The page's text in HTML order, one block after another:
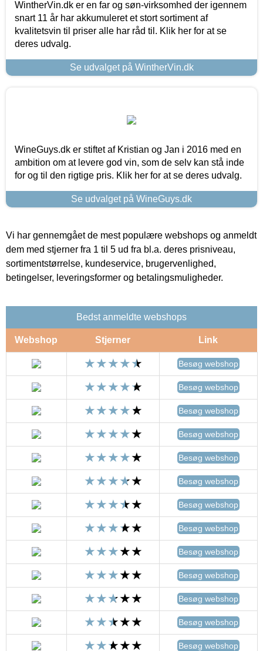
WintherVin.dk er en far og søn-virksomhed der igennem
snart 11 år har akkumuleret et stort sortiment af
kvalitetsvin til priser alle har råd til. Klik her for at se
deres udvalg.
Se udvalget på WintherVin.dk
WineGuys.dk er stiftet af Kristian og Jan i 2016 med en
ambition om at levere god vin, som de selv kan stå inde
for og til den rigtige pris. Klik her for at se deres udvalg.
Se udvalget på WineGuys.dk
Vi har gennemgået de mest populære webshops og anmeldt
dem med stjerner fra 1 til 5 ud fra bl.a. deres prisniveau,
sortimentstørrelse, kundeservice, brugervenlighed,
betingelser, leveringsformer og betalingsmuligheder.
Bedst anmeldte webshops
Webshop Stjerner Link
Besøg webshop
Besøg webshop
Besøg webshop
Besøg webshop
Besøg webshop
Besøg webshop
Besøg webshop
Besøg webshop
Besøg webshop
Besøg webshop
Besøg webshop
Besøg webshop
Besøg webshop